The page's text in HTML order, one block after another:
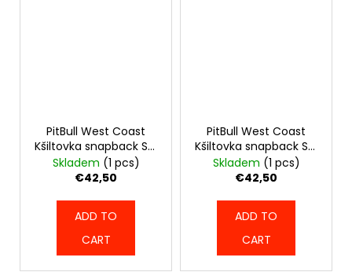
PitBull West Coast
Kšiltovka snapback SO
CAL retro Trucker -
bílo/modrá -
Skladem (1 pcs)
€42,50
ADD TO
CART
PitBull West Coast
Kšiltovka snapback SO
CAL retro Trucker -
bílo/zelená -
Skladem (1 pcs)
€42,50
ADD TO
CART